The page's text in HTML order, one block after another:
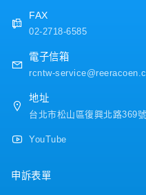
FAX
02-2718-6585
電子信箱
rcntw-
地址
台北市松山區復興北路369
YouTube
申訴表單